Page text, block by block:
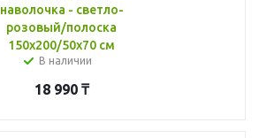
наволочка - светло-
розовый/полоска
150x200/50x70 см
В наличии
18 990₸